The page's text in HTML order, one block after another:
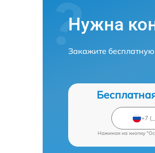
Нужна
Закажите
Нажимая на кнопку